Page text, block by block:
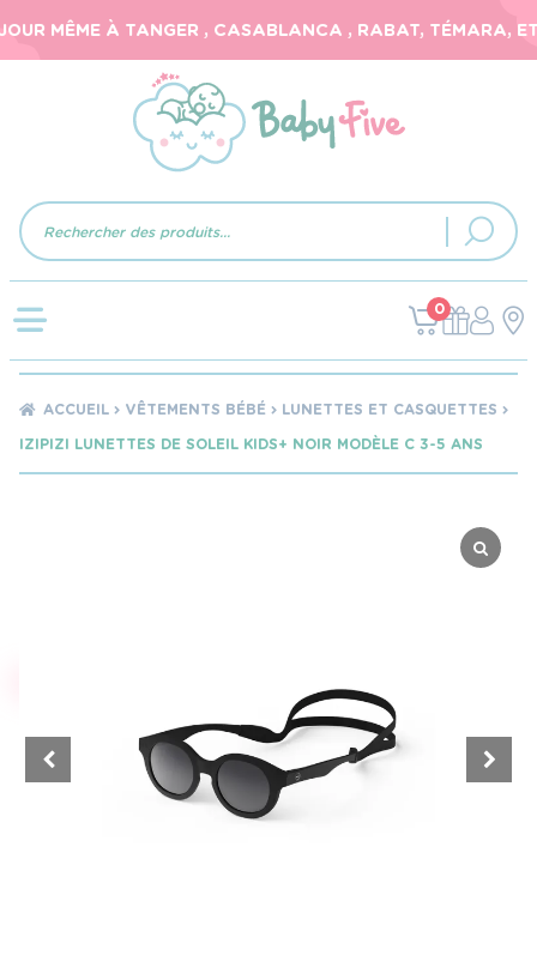
MÊME À TANGER , CASABLANCA , RABAT, TÉMARA, ET
Recherche
de
produits
0
ACCUEIL VÊTEMENTS BÉBÉ
LUNETTES ET CASQUETTES
IZIPIZI LUNETTES DE SOLEIL KIDS+ NOIR MODÈLE C 3-5 ANS